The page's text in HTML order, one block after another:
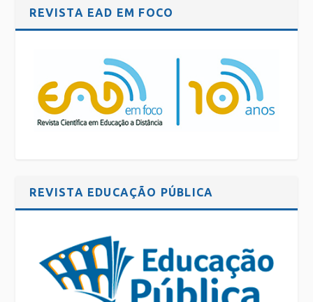
REVISTA EAD EM FOCO
REVISTA EDUCAÇÃO PÚBLICA